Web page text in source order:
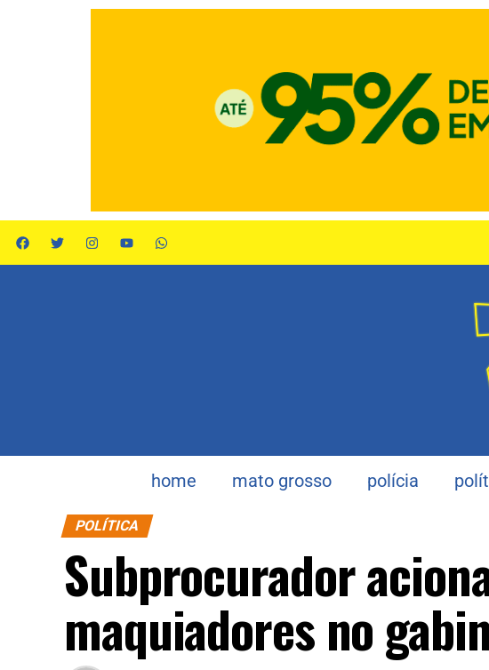
home mato grosso polícia
POLÍTICA
Subprocurador
maquiadores no